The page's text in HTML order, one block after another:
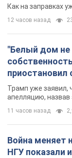
Как на заправках
12 часов назад
"Белый дом не
приостановил
бального
долларов
Трамп уже заявил,
апелляцию,
11 часов назад
Война меняет
НГУ показали